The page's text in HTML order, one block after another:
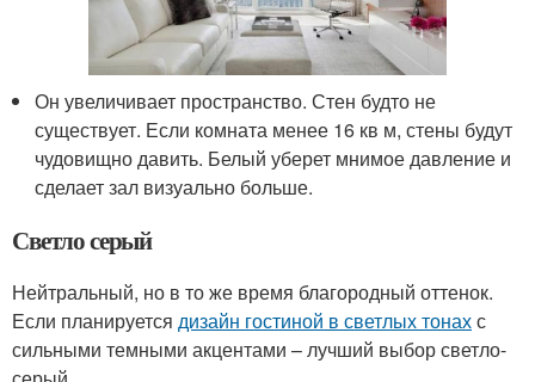
Он увеличивает пространство. Стен будто не
существует. Если комната менее 16 кв м, стены будут
чудовищно давить. Белый уберет мнимое давление и
сделает зал визуально больше.
Светло серый
Нейтральный, но в то же время благородный оттенок.
Если планируется дизайн гостиной в светлых тонахс
сильными темными акцентами – лучший выбор светло-